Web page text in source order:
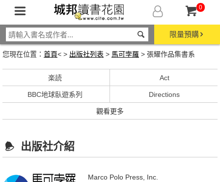
0
限量預購
您現在位置： 首頁< > 出版社列表 > 馬可孛羅 > 張耀作品集書系
楽読 Act
BBC地球臥遊系列 Directions
觀看更多
出版社介紹
Marco Polo Press, Inc.